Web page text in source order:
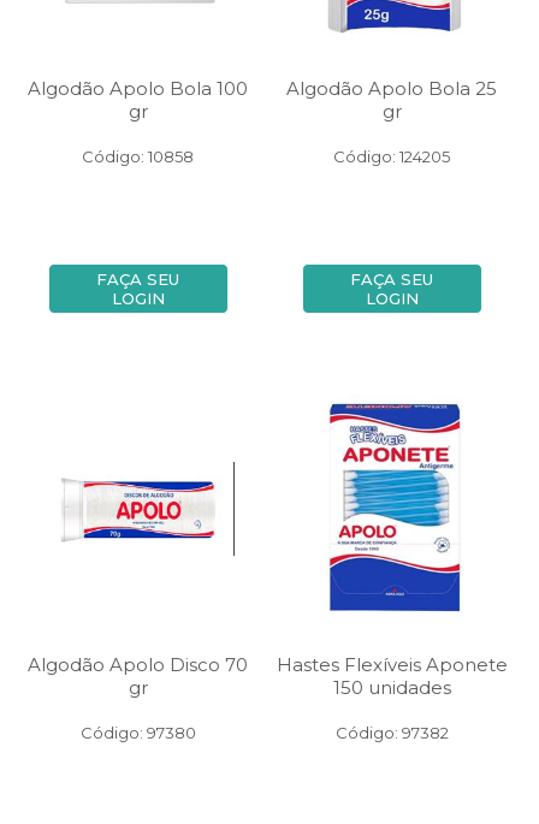
Algodão Apolo Bola 100
gr
Código: 10858
FAÇA SEU
LOGIN
Algodão Apolo Bola 25
gr
Código: 124205
FAÇA SEU
LOGIN
Algodão Apolo Disco 70
gr
Código: 97380
Hastes Flexíveis Aponete
150 unidades
Código: 97382